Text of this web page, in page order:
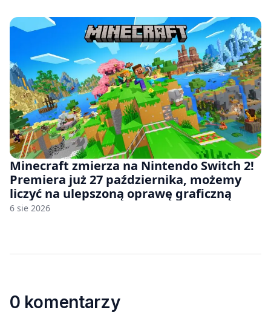
Minecraft zmierza na Nintendo Switch 2!
Premiera już 27 października, możemy
liczyć na ulepszoną oprawę graficzną
6 sie 2026
0 komentarzy